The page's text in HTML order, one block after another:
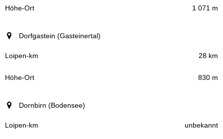
1 071 m
Dorfgastein (Gasteinertal)
28 km
830 m
Dornbirn (Bodensee)
unbekannt